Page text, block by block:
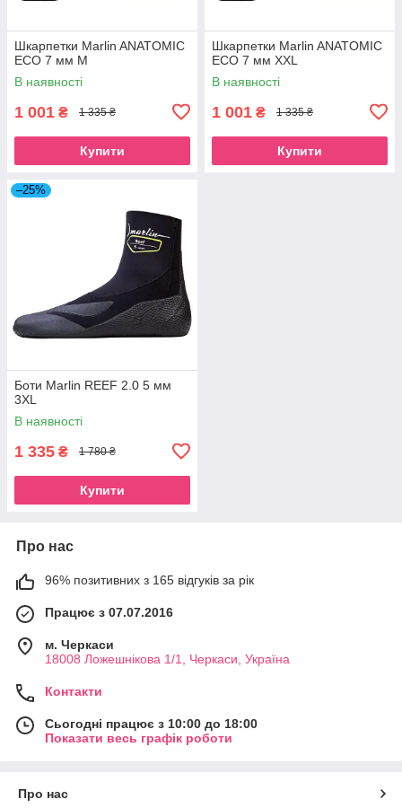
Шкарпетки Marlin ANATOMIC
ECO 7 мм M
В наявності
1 001 ₴ 1 335 ₴
Купити
Шкарпетки Marlin ANATOMIC
ECO 7 мм XXL
В наявності
1 001 ₴ 1 335 ₴
Купити
–25%
Боти Marlin REEF 2.0 5 мм
3XL
В наявності
1 335 ₴ 1 780 ₴
Купити
Про нас
96% позитивних з 165 відгуків за рік
Працює з 07.07.2016
м. Черкаси
18008 Ложешнікова 1/1, Черкаси, Україна
Контакти
Сьогодні працює з 10:00 до 18:00
Показати весь графік роботи
Про нас